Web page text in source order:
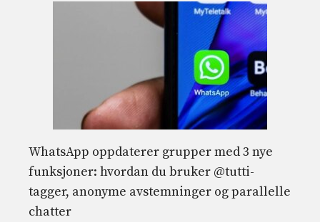
WhatsApp oppdaterer grupper med 3 nye
funksjoner: hvordan du bruker @tutti-
tagger, anonyme avstemninger og parallelle
chatter